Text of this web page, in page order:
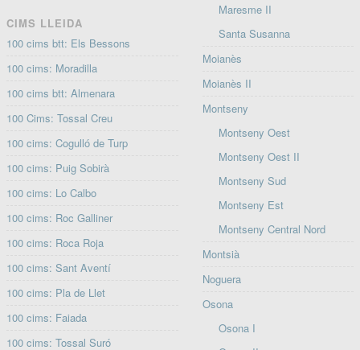
CIMS LLEIDA
100 cims btt: Els Bessons
100 cims: Moradilla
100 cims btt: Almenara
100 Cims: Tossal Creu
100 cims: Cogulló de Turp
100 cims: Puig Sobirà
100 cims: Lo Calbo
100 cims: Roc Galliner
100 cims: Roca Roja
100 cims: Sant Aventí
100 cims: Pla de Llet
100 cims: Faiada
100 cims: Tossal Suró
Maresme II
Santa Susanna
Moianès
Moianès II
Montseny
Montseny Oest
Montseny Oest II
Montseny Sud
Montseny Est
Montseny Central Nord
Montsià
Noguera
Osona
Osona I